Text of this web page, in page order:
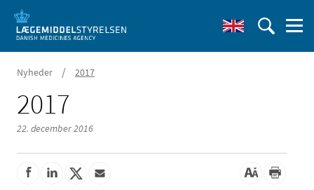
Nyheder / 2017
2017
22. december 2016